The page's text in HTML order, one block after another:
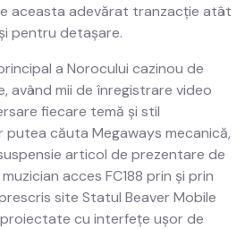
aceasta adevărat tranzacție atât
pentru detașare.
a Norocului cazinou de
având mii de înregistrare video
fiecare temă și stil
căuta Megaways mecanică,
articol de prezentare de
acces FC188 prin și prin
site Statul Beaver Mobile
proiectate cu interfețe ușor de